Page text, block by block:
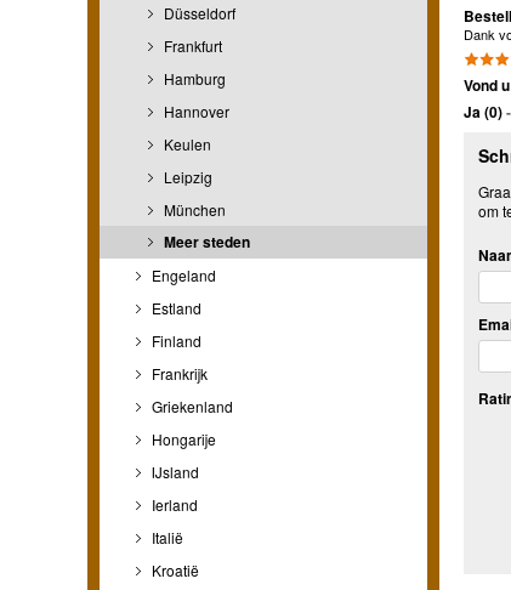
Düsseldorf
Frankfurt
Hamburg
Hannover
Keulen
Leipzig
München
Meer steden
Engeland
Estland
Finland
Frankrijk
Griekenland
Hongarije
IJsland
Ierland
Italië
Kroatië
Dank
Vond
Ja (0)-
om